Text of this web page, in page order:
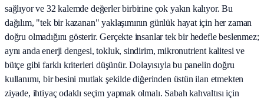
sağlıyor ve 32 kalemde değerler birbirine çok yakın kalıyor. Bu
dağılım, "tek bir kazanan" yaklaşımının günlük hayat için her zaman
doğru olmadığını gösterir. Gerçekte insanlar tek bir hedefle beslenmez;
aynı anda enerji dengesi, tokluk, sindirim, mikronutrient kalitesi ve
bütçe gibi farklı kriterleri düşünür. Dolayısıyla bu panelin doğru
kullanımı, bir besini mutlak şekilde diğerinden üstün ilan etmekten
ziyade, ihtiyaç odaklı seçim yapmak olmalı. Sabah kahvaltısı için